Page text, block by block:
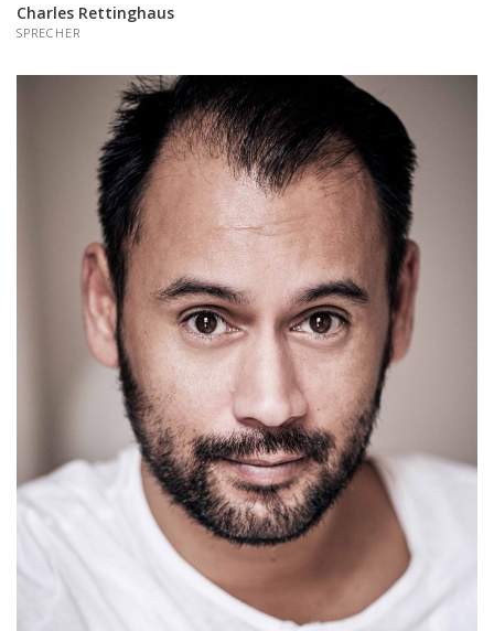
Charles Rettinghaus
SPRECHER